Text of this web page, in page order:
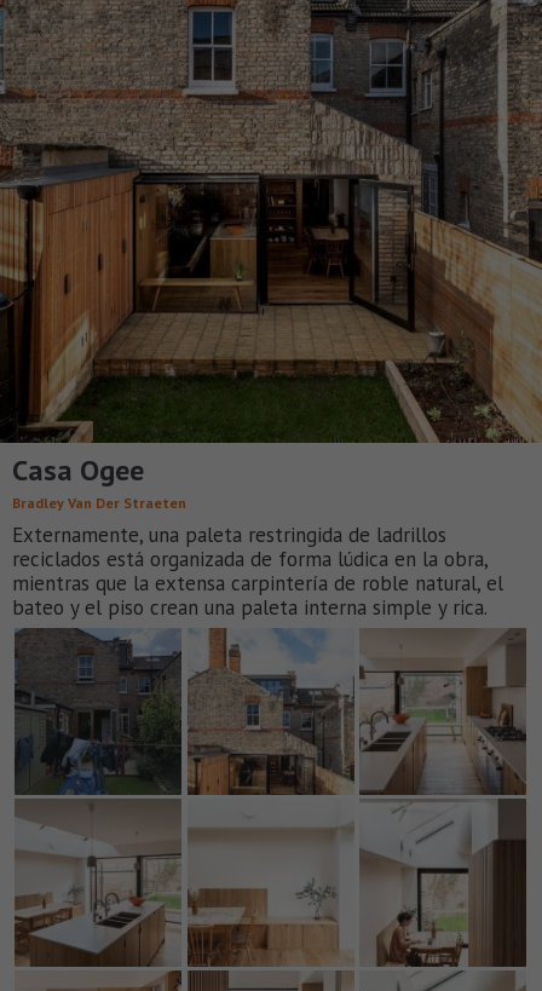
Casa Ogee
Bradley Van Der Straeten
Externamente, una paleta restringida de ladrillos
reciclados está organizada de forma lúdica en la obra,
mientras que la extensa carpintería de roble natural, el
bateo y el piso crean una paleta interna simple y rica.